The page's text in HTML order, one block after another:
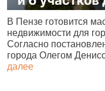
В Пензе готовится
недвижимости для
Согласно
города Олегом
далее